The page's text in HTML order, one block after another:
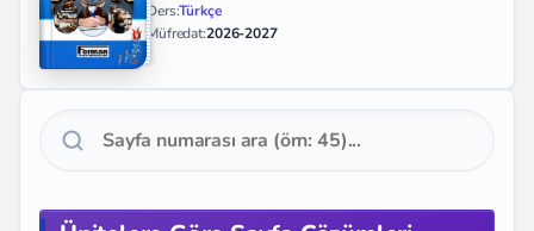
Ders:Türkçe
Müfredat:2026-2027